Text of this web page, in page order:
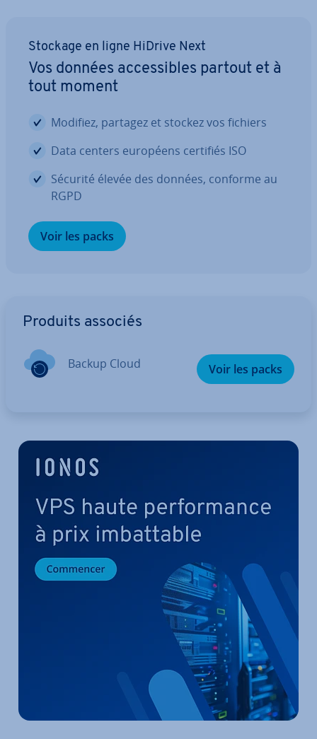
Stockage en ligne HiDrive Next
Vos données ac­ces­sibles partout et à
tout moment
Modifiez, partagez et stockez vos fichiers
Data centers européens certifiés ISO
Sécurité élevée des données, conforme au
RGPD
Voir les packs
Produits associés
Backup Cloud Voir les packs